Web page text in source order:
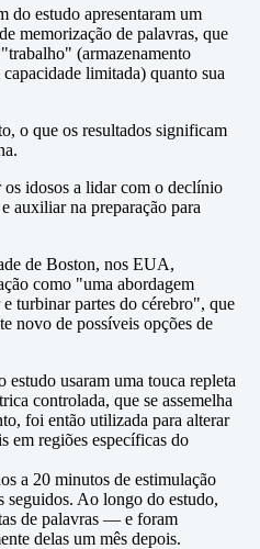
do estudo apresentaram um
memorização de palavras, que
(armazenamento
limitada) quanto sua
o que os resultados significam
os idosos a lidar com o declínio
auxiliar na preparação para
de Boston, nos EUA,
como "uma abordagem
turbinar partes do cérebro", que
novo de possíveis opções de
estudo usaram uma touca repleta
controlada, que se assemelha
foi então utilizada para alterar
em regiões específicas do
a 20 minutos de estimulação
seguidos. Ao longo do estudo,
de palavras — e foram
delas um mês depois.